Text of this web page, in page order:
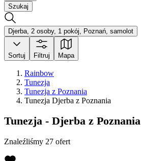
Szukaj
Djerba, 2 osoby, 1 pokój, Poznań, samolot
Sortuj Filtruj Mapa
Rainbow
Tunezja
Tunezja z Poznania
Tunezja Djerba z Poznania
Tunezja - Djerba z Poznania
Znaleźliśmy 27 ofert